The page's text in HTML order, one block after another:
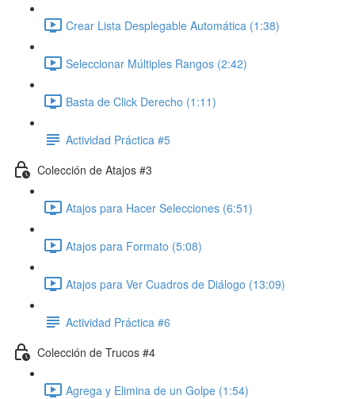
Crear Lista Desplegable Automática (1:38)
Seleccionar Múltiples Rangos (2:42)
Basta de Click Derecho (1:11)
Actividad Práctica #5
Colección de Atajos #3
Atajos para Hacer Selecciones (6:51)
Atajos para Formato (5:08)
Atajos para Ver Cuadros de Diálogo (13:09)
Actividad Práctica #6
Colección de Trucos #4
Agrega y Elimina de un Golpe (1:54)